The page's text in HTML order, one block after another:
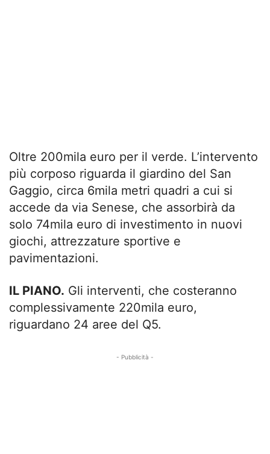
Oltre 200mila euro per il verde. L’intervento
più corposo riguarda il giardino del San
Gaggio, circa 6mila metri quadri a cui si
accede da via Senese, che assorbirà da
solo 74mila euro di investimento in nuovi
giochi, attrezzature sportive e
pavimentazioni.
IL PIANO. Gli interventi, che costeranno
complessivamente 220mila euro,
riguardano 24 aree del Q5.
- Pubblicità -